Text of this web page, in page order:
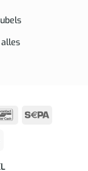
BancontactSepa